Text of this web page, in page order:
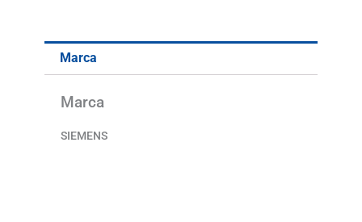
Marca
Marca
SIEMENS